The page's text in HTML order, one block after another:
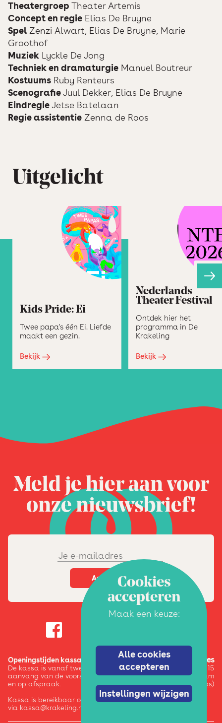
Theatergroep Theater Artemis
Concept en regie Elias De Bruyne
SpelZenzi Alwart, Elias De Bruyne, Marie
Groothof
Muziek Lyckle De Jong
Techniek en dramaturgie Manuel Boutreur
Kostuums Ruby Renteurs
ScenografieJuul Dekker, Elias De Bruyne
EindregieJetse Batelaan
Regie assistentie Zenna de Roos
Uitgelicht
Kids Pride: Ei
Twee papa's één Ei. Liefde
maakt een gezin.
Bekijk
Nederlands
Theater Festival
Ontdek hier het
programma in De
Krakeling
Bekijk
Meld je hier aan voor
onze nieuwsbrief!
Openingstijden kassa:
De kassa is vanaf twee uur voor
aanvang van de voorstelling / activiteit
en op afspraak.
Kassa is bereikbaar op 020-6245123 en
via kassa@krakeling.nl.
Adres
Pazzanistraat 15
1014 DB Amsterdam
(google maps)
Cookies
accepteren
Maak een keuze:
Alle cookies
accepteren
Instellingen wijzigen